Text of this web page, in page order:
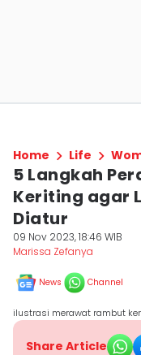
Home Life
5 Langkah
Keriting agar
Diatur
09 Nov 2023, 18:46 WIB
Marissa Zefanya
News Channel
ilustrasi merawat rambut
Share Article